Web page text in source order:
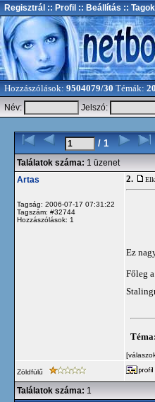
Regisztrál :: Profil :: Beállítás :: Tagok
Hozzászólások: 9504079/30 Témák:
Név:
Jelszó:
/ 1
Találatok száma: 1 üzenet
Artas
Tagság: 2006-07-17 07:31:22
Tagszám: #32744
Hozzászólások: 1
2.
Ez
Főleg
Téma:
Zöldfülű
Találatok száma: 1